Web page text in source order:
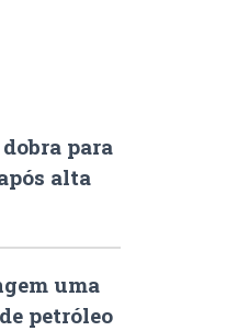
para
alta
uma
petróleo